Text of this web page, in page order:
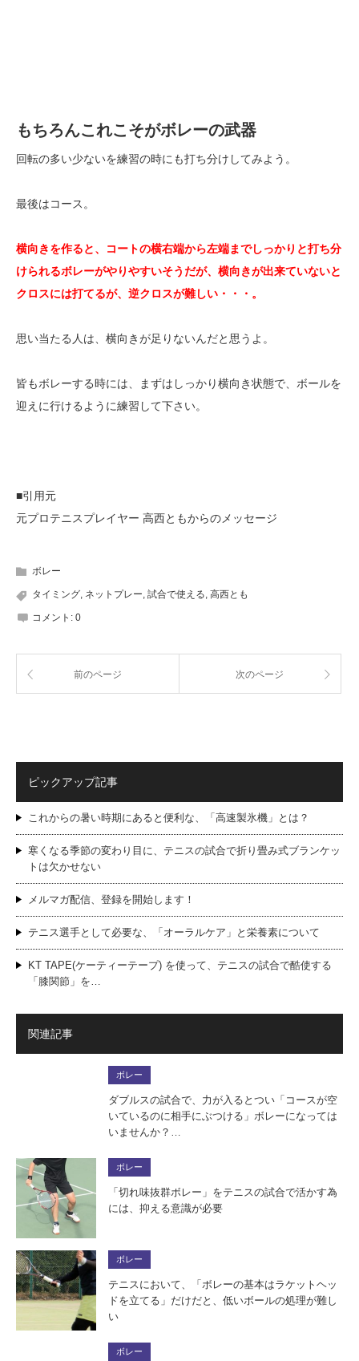
もちろんこれこそがボレーの武器
回転の多い少ないを練習の時にも打ち分けしてみよう。
最後はコース。
横向きを作ると、コートの横右端から左端までしっかりと打ち分
けられるボレーがやりやすいそうだが、横向きが出来ていないと
クロスには打てるが、逆クロスが難しい・・・。
思い当たる人は、横向きが足りないんだと思うよ。
皆もボレーする時には、まずはしっかり横向き状態で、ボールを
迎えに行けるように練習して下さい。
■引用元
元プロテニスプレイヤー 高西ともからのメッセージ
ボレー
タイミング ネットプレー 試合で使える 高西とも
コメント: 0
前のページ 次のページ
ピックアップ記事
これからの暑い時期にあると便利な、「高速製氷機」とは？
寒くなる季節の変わり目に、テニスの試合で折り畳み式ブランケッ
トは欠かせない
メルマガ配信、登録を開始します！
テニス選手として必要な、「オーラルケア」と栄養素について
KT TAPE(ケーティーテープ) を使って、テニスの試合で酷使する
「膝関節」を…
関連記事
ボレー
ダブルスの試合で、力が入るとつい「コースが空
いているのに相手にぶつける」ボレーになっては
いませんか？…
ボレー
「切れ味抜群ボレー」をテニスの試合で活かす為
には、抑える意識が必要
ボレー
テニスにおいて、「ボレーの基本はラケットヘッ
ドを立てる」だけだと、低いボールの処理が難し
い
ボレー